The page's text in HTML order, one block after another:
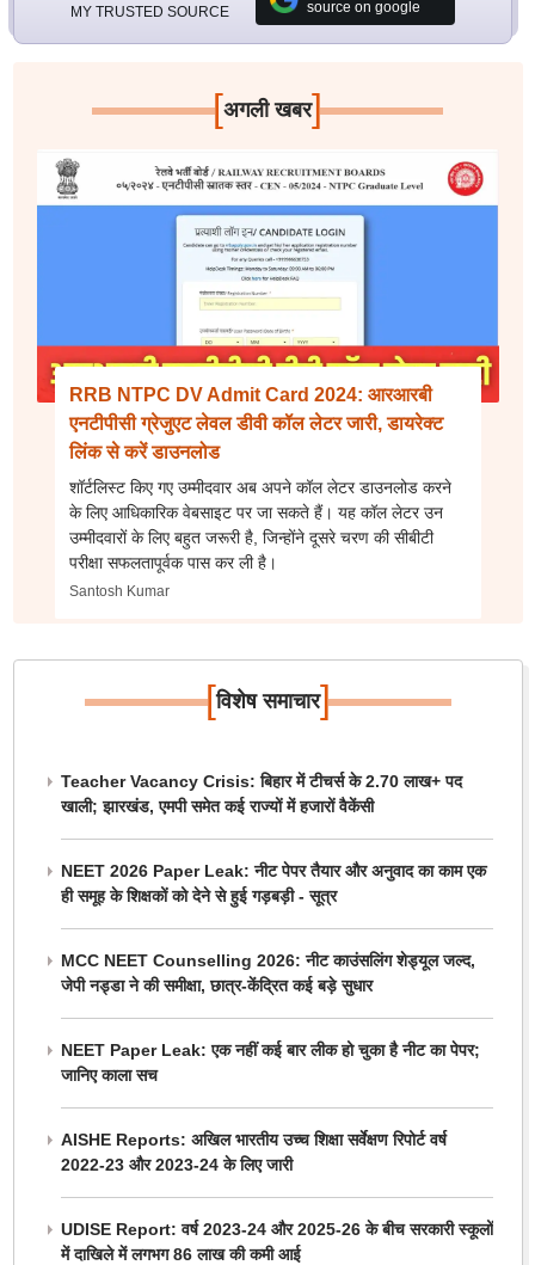
MY TRUSTED SOURCE source on google
[अगली खबर]
RRB NTPC DV Admit Card 2024: आरआरबी
एनटीपीसी ग्रेजुएट लेवल डीवी कॉल लेटर जारी, डायरेक्ट
लिंक से करें डाउनलोड
शॉर्टलिस्ट किए गए उम्मीदवार अब अपने कॉल लेटर डाउनलोड करने
के लिए आधिकारिक वेबसाइट पर जा सकते हैं। यह कॉल लेटर उन
उम्मीदवारों के लिए बहुत जरूरी है, जिन्होंने दूसरे चरण की सीबीटी
परीक्षा सफलतापूर्वक पास कर ली है।
Santosh Kumar
[विशेष समाचार]
Teacher Vacancy Crisis: बिहार में टीचर्स के 2.70 लाख+ पद
खाली; झारखंड, एमपी समेत कई राज्यों में हजारों वैकेंसी
NEET 2026 Paper Leak: नीट पेपर तैयार और अनुवाद का काम एक
ही समूह के शिक्षकों को देने से हुई गड़बड़ी - सूत्र
MCC NEET Counselling 2026: नीट काउंसलिंग शेड्यूल जल्द,
जेपी नड्डा ने की समीक्षा, छात्र-केंद्रित कई बड़े सुधार
NEET Paper Leak: एक नहीं कई बार लीक हो चुका है नीट का पेपर;
जानिए काला सच
AISHE Reports: अखिल भारतीय उच्च शिक्षा सर्वेक्षण रिपोर्ट वर्ष
2022-23 और 2023-24 के लिए जारी
UDISE Report: वर्ष 2023-24 और 2025-26 के बीच सरकारी स्कूलों
में दाखिले में लगभग 86 लाख की कमी आई